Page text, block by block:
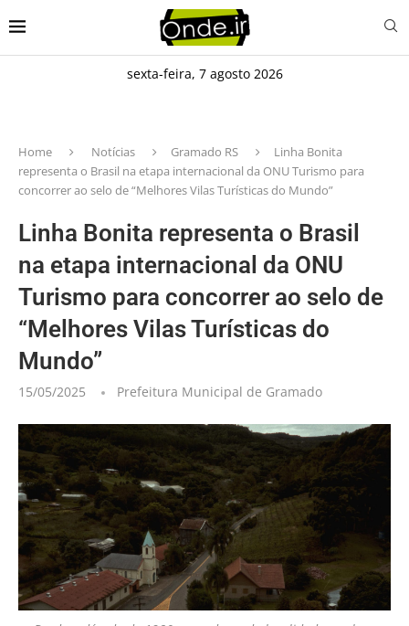
sexta-feira, 7 agosto 2026
Home Notícias Gramado RS
Linha Bonita
representa o Brasil na etapa internacional da ONU Turismo para
concorrer ao selo de “Melhores Vilas Turísticas do Mundo”
Linha Bonita representa o Brasil
na etapa internacional da ONU
Turismo para concorrer ao selo de
“Melhores Vilas Turísticas do
Mundo”
15/05/2025 Prefeitura Municipal de Gramado